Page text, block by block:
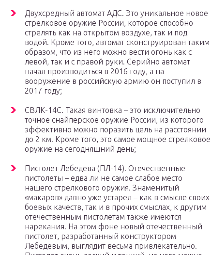
Двухсредный автомат АДС. Это уникальное новое
стрелковое оружие России, которое способно
стрелять как на открытом воздухе, так и под
водой. Кроме того, автомат сконструирован таким
образом, что из него можно вести огонь как с
левой, так и с правой руки. Серийно автомат
начал производиться в 2016 году, а на
вооружение в российскую армию он поступил в
2017 году;
СВЛК-14С. Такая винтовка – это исключительно
точное снайперское оружие России, из которого
эффективно можно поразить цель на расстоянии
до 2 км. Кроме того, это самое мощное стрелковое
оружие на сегодняшний день;
Пистолет Лебедева (ПЛ-14). Отечественные
пистолеты – едва ли не самое слабое место
нашего стрелкового оружия. Знаменитый
«макаров» давно уже устарел – как в смысле своих
боевых качеств, так и в прочих смыслах, к другим
отечественным пистолетам также имеются
нарекания. На этом фоне новый отечественный
пистолет, разработанный конструктором
Лебедевым, выглядит весьма привлекательно.